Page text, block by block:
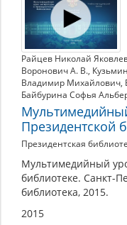
Райцев Николай
Воронович А. В.,
Владимир Михайлович,
Байбурина Софья
Президентской
Президентская
Мультимедийный
библиотеке. Санкт-
библиотека, 2015.
2015